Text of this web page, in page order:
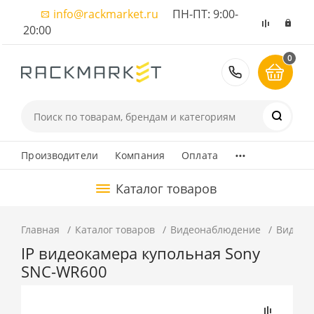
info@rackmarket.ru ПН-ПТ: 9:00-
20:00
8 (495)
0
Производители Компания Оплата ...
Каталог товаров
Главная Каталог товаров Видеонаблюдение
IP видеокамера купольная Sony
SNC-WR600